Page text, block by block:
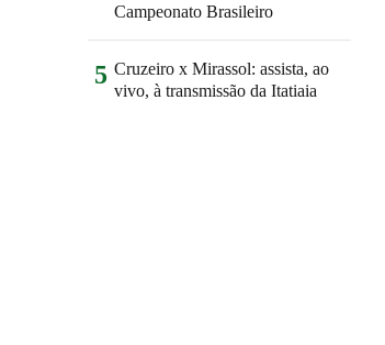
Campeonato Brasileiro
5 Cruzeiro x Mirassol: assista, ao
vivo, à transmissão da Itatiaia